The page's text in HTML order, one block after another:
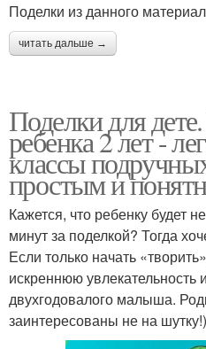
Поделки из данного
читать дальше →
Поделки для
ребенка 2 лет -
классы
простым и
Кажется, что ребенку будет
минут за поделкой? Тогда
Если только начать
искреннюю увлекательность
двухгодовалого малыша.
заинтересованы не на шутку!)